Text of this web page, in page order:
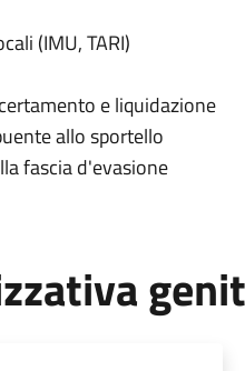
(IMU, TARI)
e liquidazione
allo sportello
fascia d'evasione